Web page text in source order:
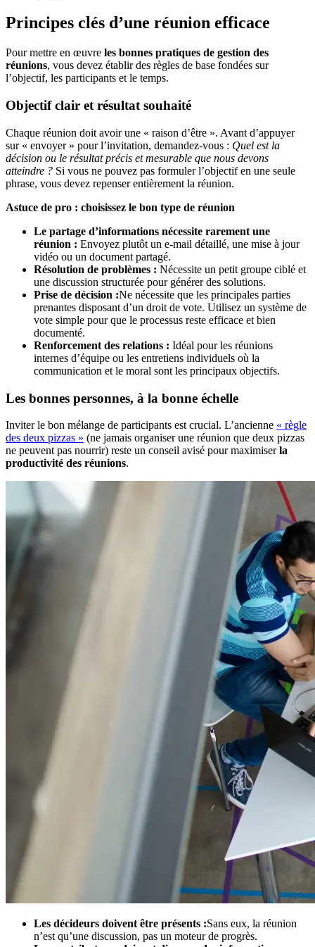
Principes clés d’une réunion efficace
Pour mettre en œuvre les bonnes pratiques de gestion des
réunions, vous devez établir des règles de base fondées sur
l’objectif, les participants et le temps.
Objectif clair et résultat souhaité
Chaque réunion doit avoir une « raison d’être ». Avant d’appuyer
sur « envoyer » pour l’invitation, demandez-vous : Quel est la
décision ou le résultat précis et mesurable que nous devons
atteindre ? Si vous ne pouvez pas formuler l’objectif en une seule
phrase, vous devez repenser entièrement la réunion.
Astuce de pro : choisissez le bon type de réunion
Le partage d’informations nécessite rarement une
réunion : Envoyez plutôt un e-mail détaillé, une mise à jour
vidéo ou un document partagé.
Résolution de problèmes : Nécessite un petit groupe ciblé et
une discussion structurée pour générer des solutions.
Prise de décision :Ne nécessite que les principales parties
prenantes disposant d’un droit de vote. Utilisez un système de
vote simple pour que le processus reste efficace et bien
documenté.
Renforcement des relations : Idéal pour les réunions
internes d’équipe ou les entretiens individuels où la
communication et le moral sont les principaux objectifs.
Les bonnes personnes, à la bonne échelle
Inviter le bon mélange de participants est crucial. L’ancienne « règle
des deux pizzas » (ne jamais organiser une réunion que deux pizzas
ne peuvent pas nourrir) reste un conseil avisé pour maximiserla
productivité des réunions.
Les décideurs doivent être présents :Sans eux, la réunion
n’est qu’une discussion, pas un moteur de progrès.